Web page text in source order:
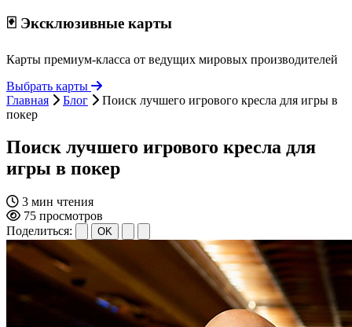
🃏 Эксклюзивные карты
Карты премиум-класса от ведущих мировых производителей
Выбрать карты
Главная
Блог
Поиск лучшего игрового кресла для игры в
покер
Поиск лучшего игрового кресла для
игры в покер
3 мин чтения
75 просмотров
Поделиться:
OK